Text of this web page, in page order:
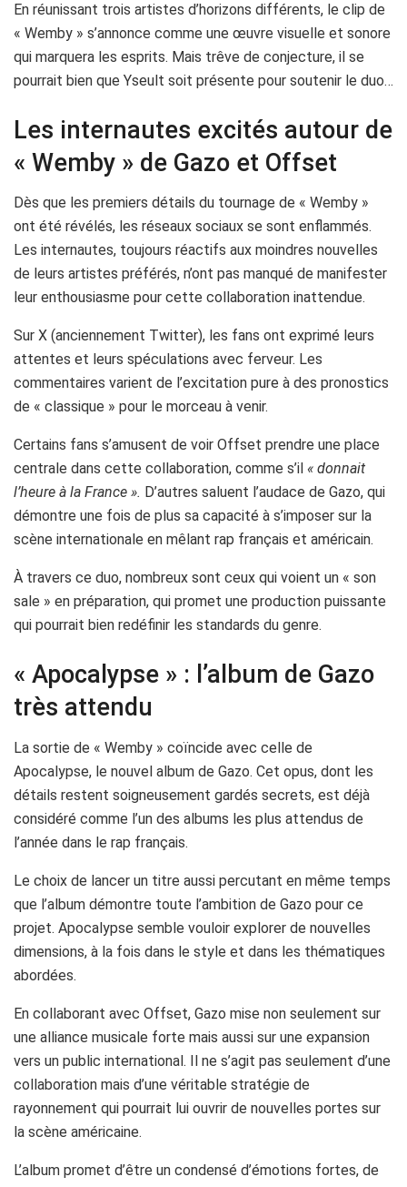
En réunissant trois artistes d’horizons différents, le clip de
« Wemby » s’annonce comme une œuvre visuelle et sonore
qui marquera les esprits. Mais trêve de conjecture, il se
pourrait bien que Yseult soit présente pour soutenir le duo…
Les internautes excités autour de
« Wemby » de Gazo et Offset
Dès que les premiers détails du tournage de « Wemby »
ont été révélés, les réseaux sociaux se sont enflammés.
Les internautes, toujours réactifs aux moindres nouvelles
de leurs artistes préférés, n’ont pas manqué de manifester
leur enthousiasme pour cette collaboration inattendue.
Sur X (anciennement Twitter), les fans ont exprimé leurs
attentes et leurs spéculations avec ferveur. Les
commentaires varient de l’excitation pure à des pronostics
de « classique » pour le morceau à venir.
Certains fans s’amusent de voir Offset prendre une place
centrale dans cette collaboration, comme s’il « donnait
l’heure à la France ». D’autres saluent l’audace de Gazo, qui
démontre une fois de plus sa capacité à s’imposer sur la
scène internationale en mêlant rap français et américain.
À travers ce duo, nombreux sont ceux qui voient un « son
sale » en préparation, qui promet une production puissante
qui pourrait bien redéfinir les standards du genre.
« Apocalypse » : l’album de Gazo
très attendu
La sortie de « Wemby » coïncide avec celle de
Apocalypse, le nouvel album de Gazo. Cet opus, dont les
détails restent soigneusement gardés secrets, est déjà
considéré comme l’un des albums les plus attendus de
l’année dans le rap français.
Le choix de lancer un titre aussi percutant en même temps
que l’album démontre toute l’ambition de Gazo pour ce
projet. Apocalypse semble vouloir explorer de nouvelles
dimensions, à la fois dans le style et dans les thématiques
abordées.
En collaborant avec Offset, Gazo mise non seulement sur
une alliance musicale forte mais aussi sur une expansion
vers un public international. Il ne s’agit pas seulement d’une
collaboration mais d’une véritable stratégie de
rayonnement qui pourrait lui ouvrir de nouvelles portes sur
la scène américaine.
L’album promet d’être un condensé d’émotions fortes, de